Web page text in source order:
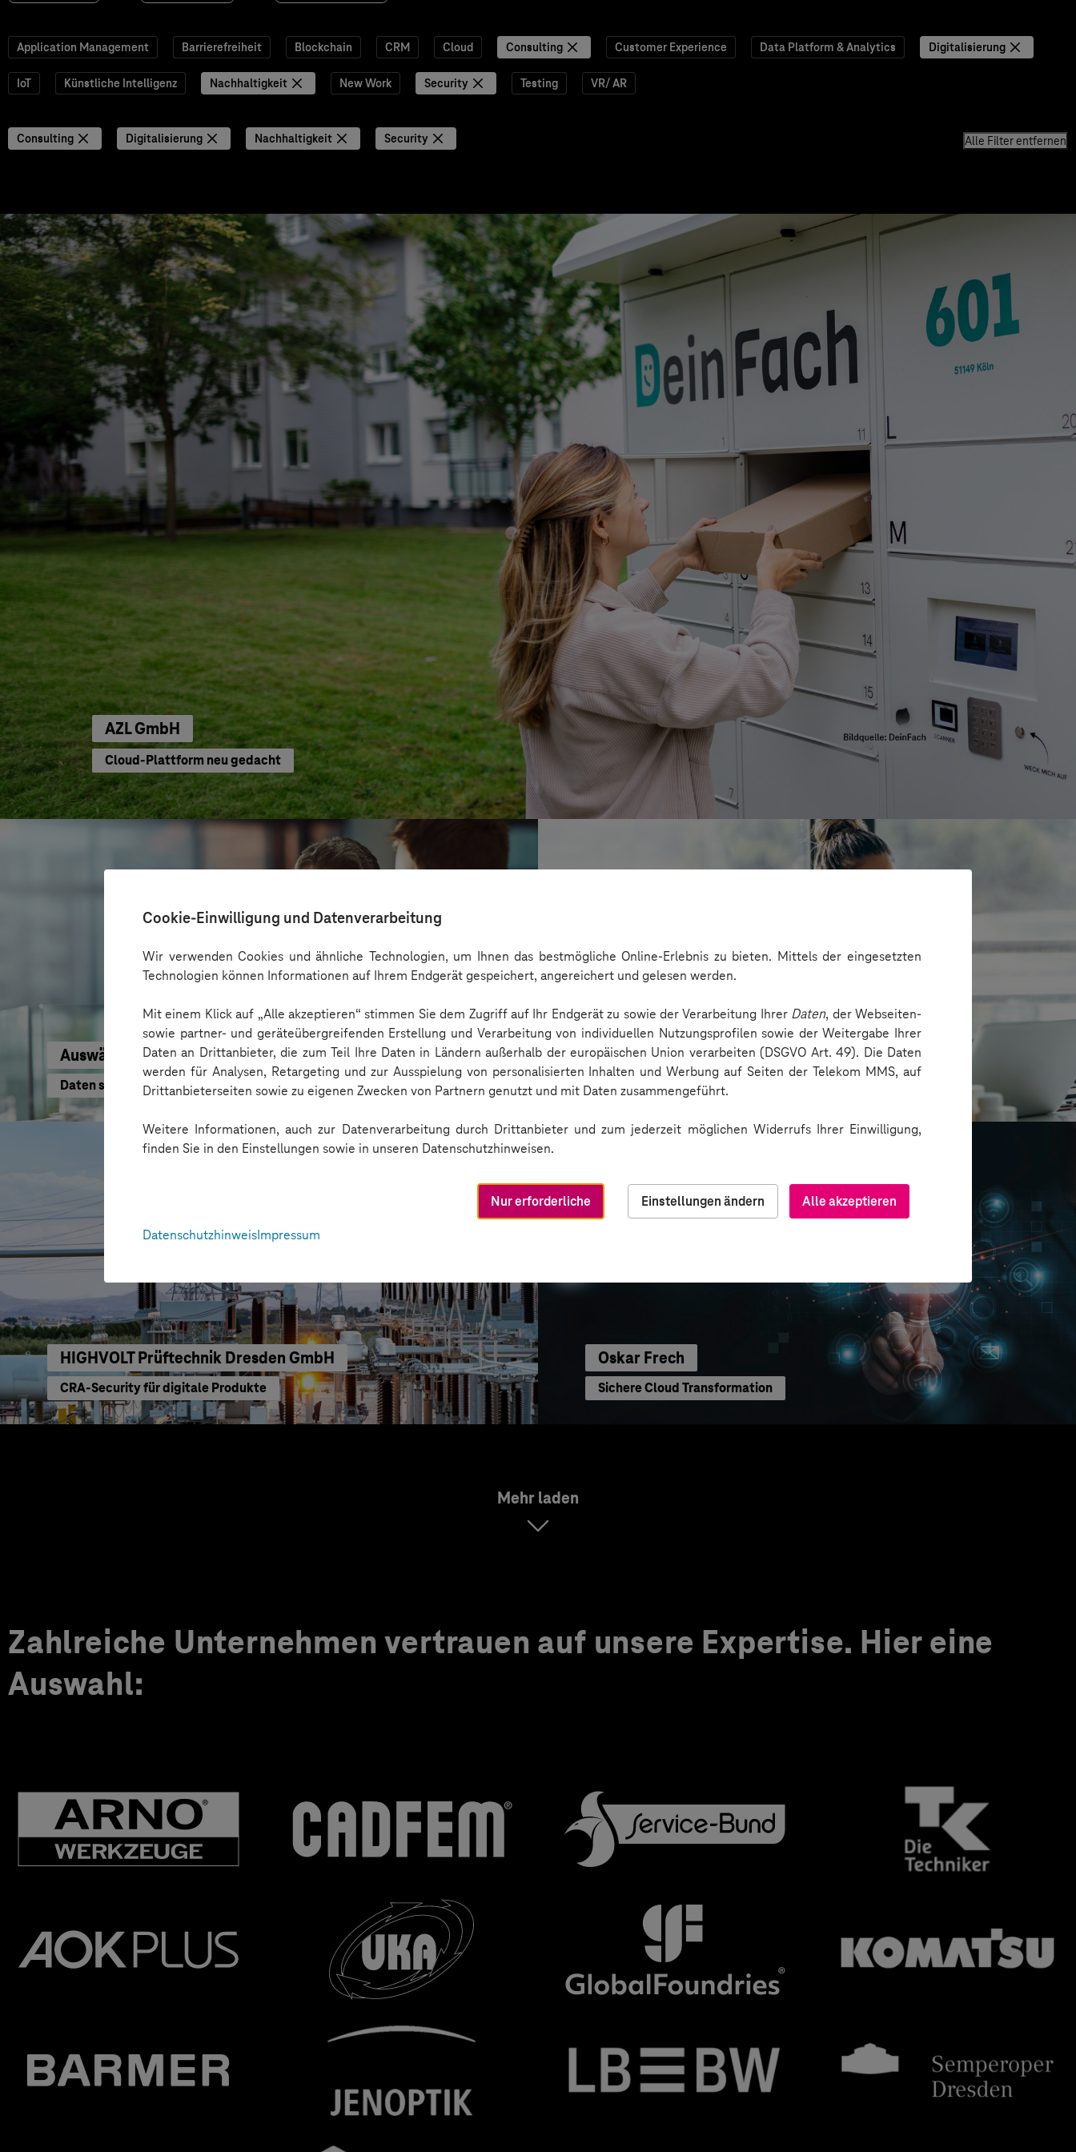
Cookie-Einwilligung und Datenverarbeitung
Wir verwenden Cookies und ähnliche Technologien, um Ihnen das bestmögliche Online-Erlebnis zu bieten. Mittels der eingesetzten
Technologien können Informationen auf Ihrem Endgerät gespeichert, angereichert und gelesen werden.
Mit einem Klick auf „Alle akzeptieren“ stimmen Sie dem Zugriff auf Ihr Endgerät zu sowie der Verarbeitung Ihrer Daten, der Webseiten-
sowie partner- und geräteübergreifenden Erstellung und Verarbeitung von individuellen Nutzungsprofilen sowie der Weitergabe Ihrer
Daten an Drittanbieter, die zum Teil Ihre Daten in Ländern außerhalb der europäischen Union verarbeiten (DSGVO Art. 49). Die Daten
werden für Analysen, Retargeting und zur Ausspielung von personalisierten Inhalten und Werbung auf Seiten der Telekom MMS, auf
Drittanbieterseiten sowie zu eigenen Zwecken von Partnern genutzt und mit Daten zusammengeführt.
Weitere Informationen, auch zur Datenverarbeitung durch Drittanbieter und zum jederzeit möglichen Widerrufs Ihrer Einwilligung,
finden Sie in den Einstellungen sowie in unseren Datenschutzhinweisen.
Alle akzeptieren
Nur erforderliche
Einstellungen ändern
DatenschutzhinweisImpressum
Application Management Barrierefreiheit Blockchain CRM Cloud Consulting Customer Experience Data Platform & Analytics Digitalisierung
IoT Künstliche Intelligenz Nachhaltigkeit New Work Security Testing VR/ AR
Consulting Digitalisierung Nachhaltigkeit Security Alle Filter entfernen
AZL GmbH
Cloud-Plattform neu gedacht
Auswärtiges Amt
Daten schneller nutzen
BARMER
Sichere Kommunikation über Messenger
HIGHVOLT Prüftechnik Dresden GmbH
CRA-Security für digitale Produkte
Oskar Frech
Sichere Cloud Transformation
Mehr laden
Zahlreiche Unternehmen vertrauen auf unsere Expertise. Hier eine
Auswahl: